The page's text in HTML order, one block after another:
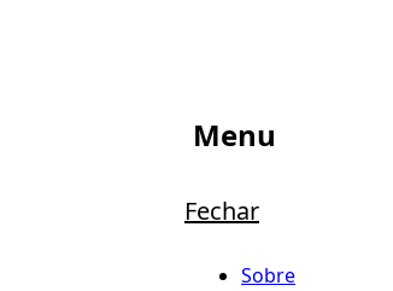
Menu
Fechar
Sobre